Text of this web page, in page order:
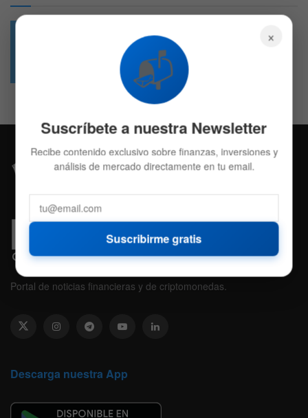
4.7k
Followers
Portal de noticias financieras y de criptomonedas.
Descarga nuestra App
×
📬
Suscríbete a nuestra Newsletter
Recibe contenido exclusivo sobre finanzas, inversiones y
análisis de mercado directamente en tu email.
Suscribirme gratis